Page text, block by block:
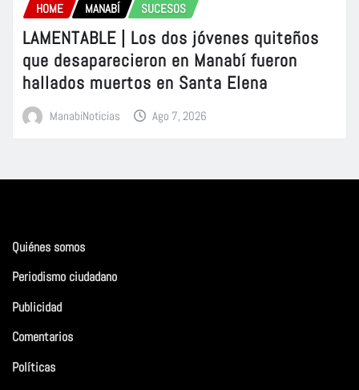
HOME MANABÍ SUCESOS
LAMENTABLE | Los dos jóvenes quiteños
que desaparecieron en Manabí fueron
hallados muertos en Santa Elena
ManabiNoticias Ago 7, 2026
Quiénes somos
Periodismo ciudadano
Publicidad
Comentarios
Políticas